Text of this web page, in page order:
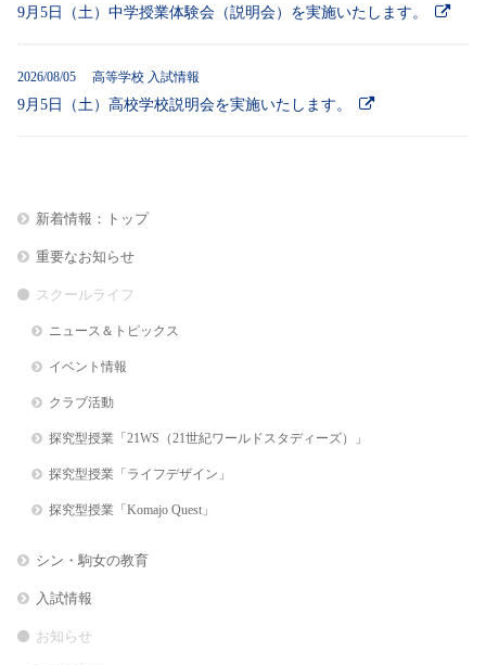
9月5日（土）中学授業体験会（説明会）を実施いたします。
2026/08/05 高等学校 入試情報
9月5日（土）高校学校説明会を実施いたします。
新着情報：トップ
重要なお知らせ
スクールライフ
ニュース＆トピックス
イベント情報
クラブ活動
探究型授業「21WS（21世紀ワールドスタディーズ）」
探究型授業「ライフデザイン」
探究型授業「Komajo Quest」
シン・駒女の教育
入試情報
お知らせ